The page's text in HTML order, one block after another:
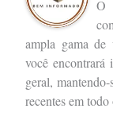
O
ampla gama de
você encontrará
geral,
recentes em